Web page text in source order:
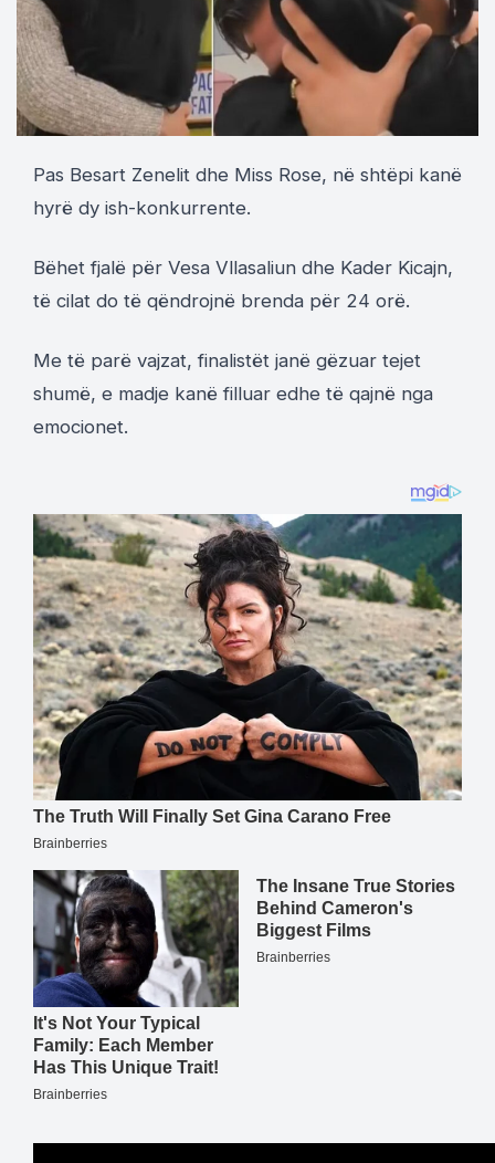
Pas Besart Zenelit dhe Miss Rose, në shtëpi kanë
hyrë dy ish-konkurrente.
Bëhet fjalë për Vesa Vllasaliun dhe Kader Kicajn,
të cilat do të qëndrojnë brenda për 24 orë.
Me të parë vajzat, finalistët janë gëzuar tejet
shumë, e madje kanë filluar edhe të qajnë nga
emocionet.